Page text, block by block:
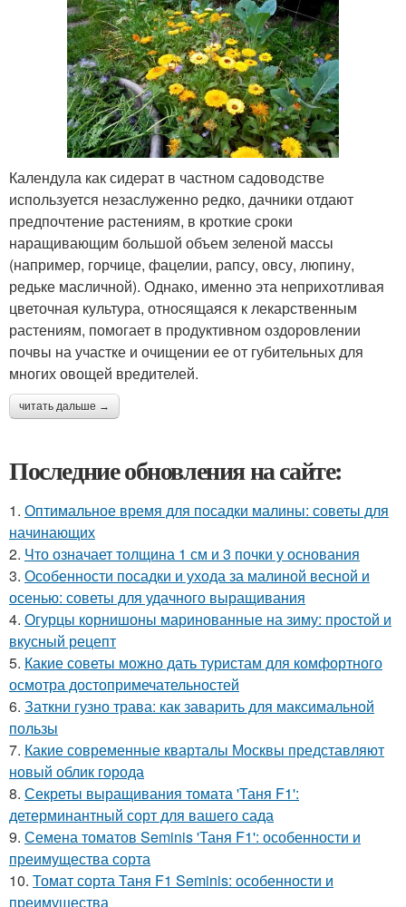
Календула как сидерат в частном садоводстве
используется незаслуженно редко, дачники отдают
предпочтение растениям, в кроткие сроки
наращивающим большой объем зеленой массы
(например, горчице, фацелии, рапсу, овсу, люпину,
редьке масличной). Однако, именно эта неприхотливая
цветочная культура, относящаяся к лекарственным
растениям, помогает в продуктивном оздоровлении
почвы на участке и очищении ее от губительных для
многих овощей вредителей.
читать дальше →
Последние обновления на сайте:
1. Оптимальное время для посадки малины: советы для
начинающих
2. Что означает толщина 1 см и 3 почки у основания
3. Особенности посадки и ухода за малиной весной и
осенью: советы для удачного выращивания
4. Огурцы корнишоны маринованные на зиму: простой и
вкусный рецепт
5. Какие советы можно дать туристам для комфортного
осмотра достопримечательностей
6. Заткни гузно трава: как заварить для максимальной
пользы
7. Какие современные кварталы Москвы представляют
новый облик города
8. Секреты выращивания томата 'Таня F1':
детерминантный сорт для вашего сада
9. Семена томатов Seminis 'Таня F1': особенности и
преимущества сорта
10. Томат сорта Таня F1 Seminis: особенности и
преимущества